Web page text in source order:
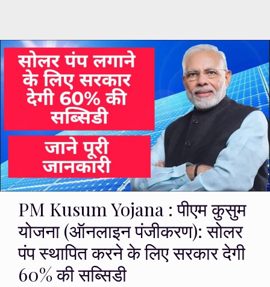
PM Kusum Yojana : पीएम कुसुम
योजना (ऑनलाइन पंजीकरण): सोलर
पंप स्थापित करने के लिए सरकार देगी
60% की सब्सिडी